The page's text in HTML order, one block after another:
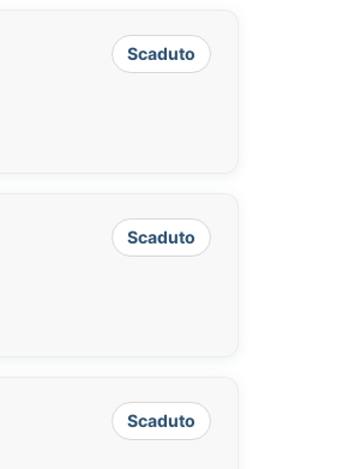
Scaduto
Scaduto
Scaduto